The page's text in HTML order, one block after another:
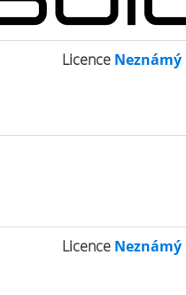
Licence Neznámý
Licence Neznámý